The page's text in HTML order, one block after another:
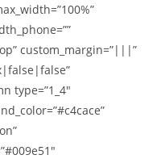
custom_margin=”|||”
type=”1_4″